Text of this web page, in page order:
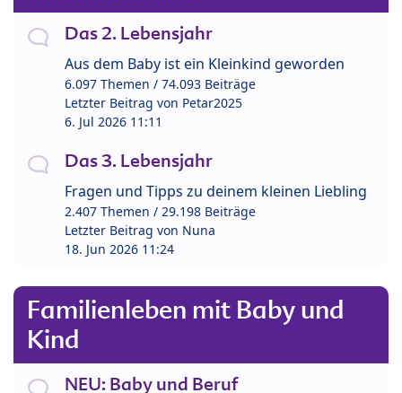
Das 2. Lebensjahr
Aus dem Baby ist ein Kleinkind geworden
6.097 Themen / 74.093 Beiträge
Letzter Beitrag von Petar2025
6. Jul 2026 11:11
Das 3. Lebensjahr
Fragen und Tipps zu deinem kleinen Liebling
2.407 Themen / 29.198 Beiträge
Letzter Beitrag von Nuna
18. Jun 2026 11:24
Familienleben mit Baby und
Kind
NEU: Baby und Beruf